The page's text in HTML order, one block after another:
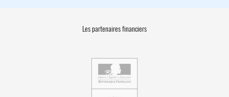
Les partenaires financiers